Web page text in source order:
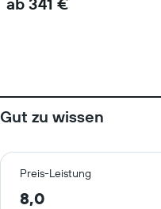
Gut zu wissen
Preis-Leistung
8,0